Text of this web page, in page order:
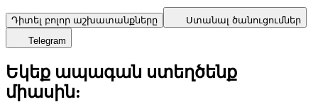
Դիտել բոլոր աշխատանքները
Ստանալ ծանուցումներ
Telegram
Եկեք ապագան ստեղծենք
միասին: